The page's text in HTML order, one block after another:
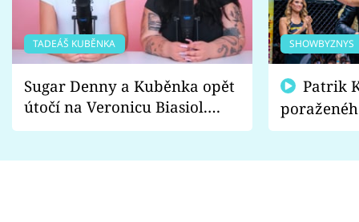
TADEÁŠ KUBĚNKA
Sugar Denny a Kuběnka opět
útočí na Veronicu Biasiol.
Proč je podle nich falešná a
SHOWBYZNYS
fanoušci